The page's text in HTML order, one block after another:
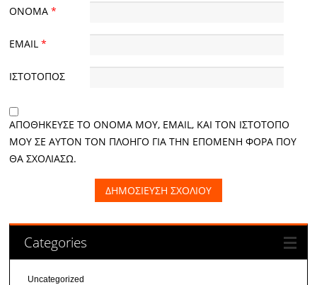
ΌΝΟΜΑ*
EMAIL*
ΙΣΤΌΤΟΠΟΣ
ΑΠΟΘΉΚΕΥΣΕ ΤΟ ΌΝΟΜΆ ΜΟΥ, EMAIL, ΚΑΙ ΤΟΝ ΙΣΤΌΤΟΠΟ
ΜΟΥ ΣΕ ΑΥΤΌΝ ΤΟΝ ΠΛΟΗΓΌ ΓΙΑ ΤΗΝ ΕΠΌΜΕΝΗ ΦΟΡΆ ΠΟΥ
ΘΑ ΣΧΟΛΙΆΣΩ.
Categories
Uncategorized